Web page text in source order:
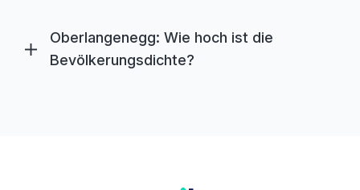
Oberlangenegg: Wie hoch ist die
Bevölkerungsdichte?